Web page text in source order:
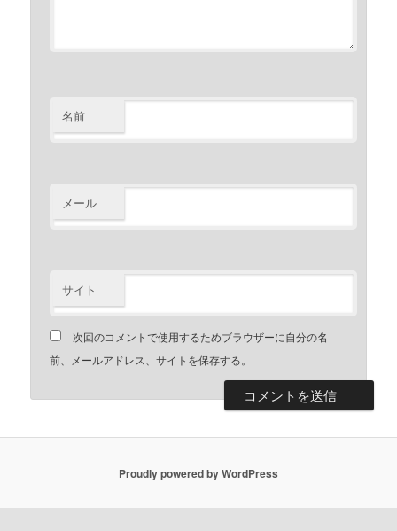
名前
メール
サイト
次回のコメントで使用するためブラウザーに自分の名
前、メールアドレス、サイトを保存する。
Proudly powered by WordPress